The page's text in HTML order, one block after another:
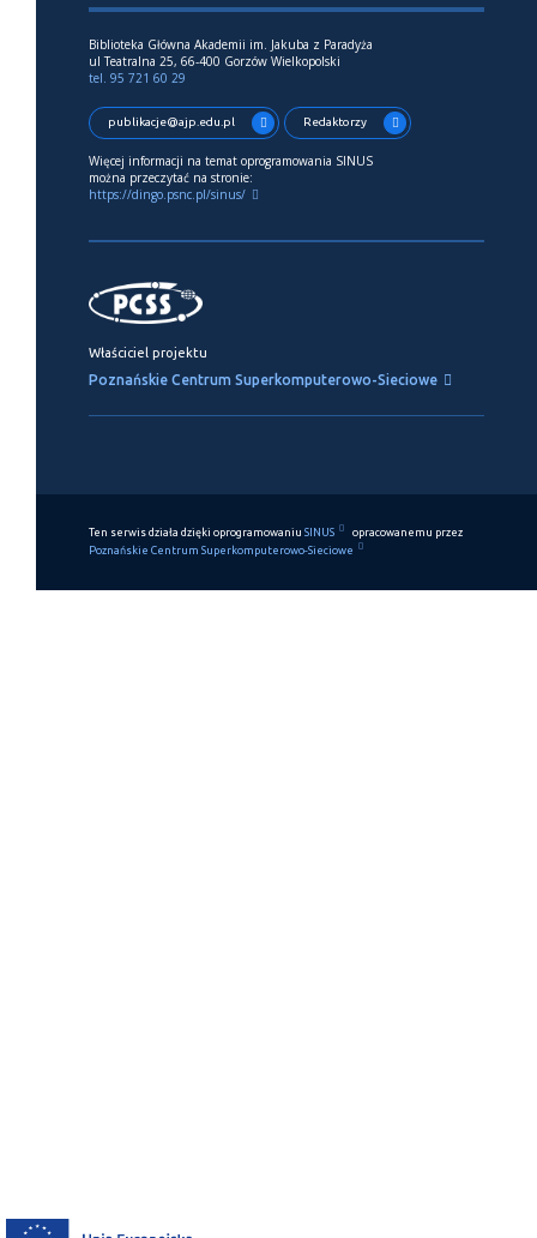
Biblioteka Główna Akademii im. Jakuba z Paradyża
ul Teatralna 25, 66-400 Gorzów Wielkopolski
tel. 95 721 60 29
publikacje@ajp.edu.pl Redaktorzy
Więcej informacji na temat oprogramowania SINUS
można przeczytać na stronie:
https://dingo.psnc.pl/sinus/
Właściciel projektu
Poznańskie Centrum Superkomputerowo-Sieciowe
Ten serwis działa dzięki oprogramowaniu SINUS
opracowanemu przez
Poznańskie Centrum Superkomputerowo-Sieciowe